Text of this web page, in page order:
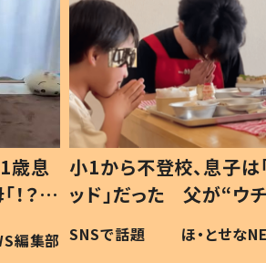
歳息
？」
編集部
小1から不登校、息子は
ッド」だった 父が“ウ
作り続ける理由とは #
#令和の子
SNSで話題 ほ・とせな